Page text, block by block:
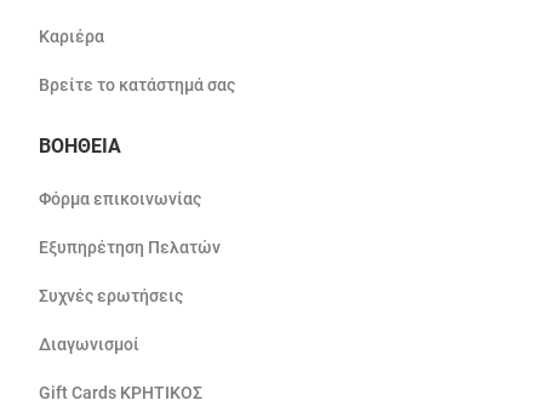
Καριέρα
Βρείτε το κατάστημά σας
ΒΟΗΘΕΙΑ
Φόρμα επικοινωνίας
Εξυπηρέτηση Πελατών
Συχνές ερωτήσεις
Διαγωνισμοί
Gift Cards ΚΡΗΤΙΚΟΣ